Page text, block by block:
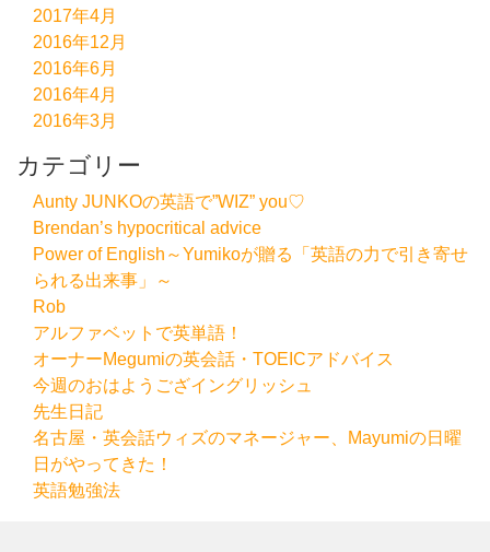
2017年4月
2016年12月
2016年6月
2016年4月
2016年3月
カテゴリー
Aunty JUNKOの英語で”WIZ” you♡
Brendan’s hypocritical advice
Power of English～Yumikoが贈る「英語の力で引き寄せ
られる出来事」～
Rob
アルファベットで英単語！
オーナーMegumiの英会話・TOEICアドバイス
今週のおはようござイングリッシュ
先生日記
名古屋・英会話ウィズのマネージャー、Mayumiの日曜
日がやってきた！
英語勉強法